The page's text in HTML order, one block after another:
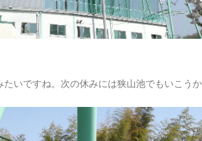
いですね。次の休みには狭山池でもいこう